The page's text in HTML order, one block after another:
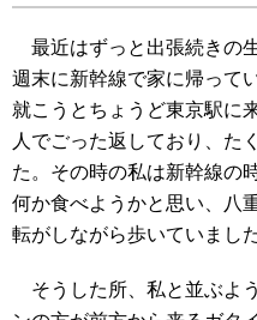
最近はずっと出張続きの
週末に新幹線で家に帰って
就こうとちょうど東京駅に
人でごった返しており、た
た。その時の私は新幹線の
何か食べようかと思い、八
転がしながら歩いていました
そうした所、私と並ぶよ